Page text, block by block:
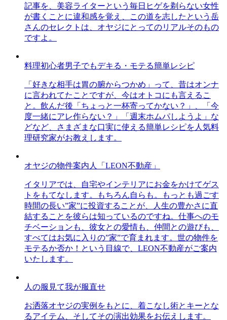
記事を、美容ライターという毎日ヒゲを剃らない女性
が書くことに違和感を覚え、この道を志したという岳
さんのセレクトは、オヤジにとってのリアルそのもの
ですよ。
料理初心者男子でもデキる・モテる簡単レシピ
「好きな相手は胃の腑からつかめ」って、昔はオンナ
に言われてたことですが、今はオトコにも言えるこ
と。飲んだ後「ちょっと一杯寄ってかない？」、「今
度一緒にアレ作らない？」「週末ホムパしようよ」な
どなど、さまざまな口実に使える簡単レシピを人気料
理研究家がお教えします。
オヤジの物件案内人「LEON不動産」
イタリアでは、自宅やインテリアにお金をかけてゲス
トをもてなします。もちろん自らも。もっとも過ごす
時間の長い”家”に投資することが、人生の豊かさに直
結することを彼らは知っているのですね。仕事へのモ
チベーションも、彼女との愛情も、仲間との遊びも、
すべてはお気に入りの”家”で育まれます。世の物件を
モテるか否か！という目線で、LEON不動産がご案内
いたします。
人の服見て我が服直せ
お洒落オヤジの実例をもとに、着こなし術とキーとな
るアイテム、そしてその演出効果をお伝えします。